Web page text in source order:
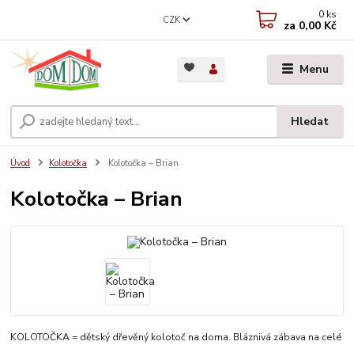
Menu
CZK
Hledat
0 ks
za 0,00 Kč
Úvod Kolotočka Kolotočka – Brian
Kolotočka – Brian
KOLOTOČKA = dětský dřevěný kolotoč na doma. Bláznivá zábava na celé